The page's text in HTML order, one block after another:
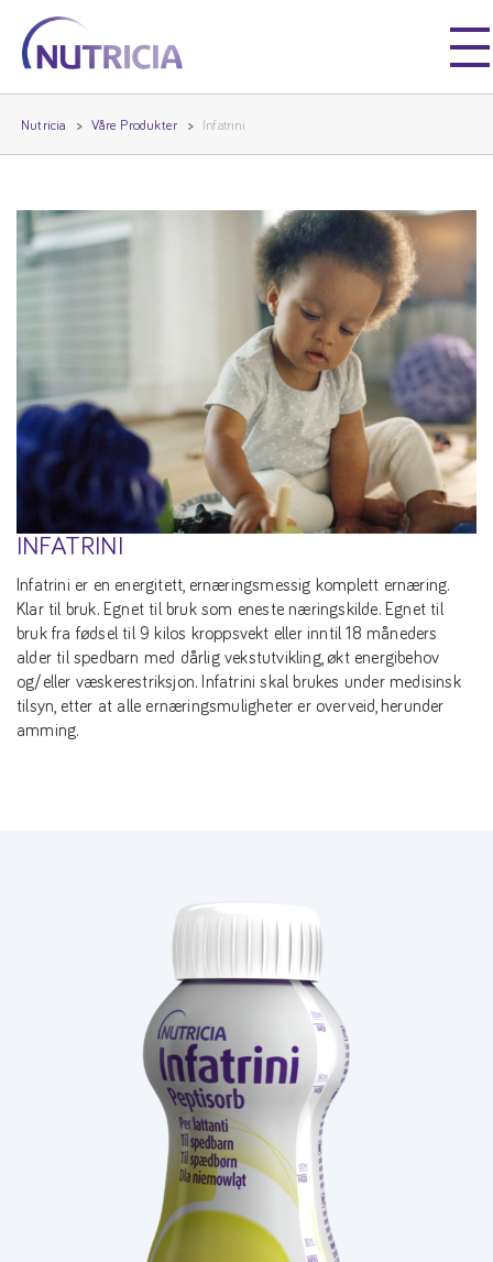
Nutricia
Nutricia
Nutricia Våre Produkter Infatrini
INFATRINI
Infatrini er en energitett, ernæringsmessig komplett ernæring.
Klar til bruk. Egnet til bruk som eneste næringskilde. Egnet til
bruk fra fødsel til 9 kilos kroppsvekt eller inntil 18 måneders
alder til spedbarn med dårlig vekstutvikling, økt energibehov
og/eller væskerestriksjon. Infatrini skal brukes under medisinsk
tilsyn, etter at alle ernæringsmuligheter er overveid, herunder
amming.